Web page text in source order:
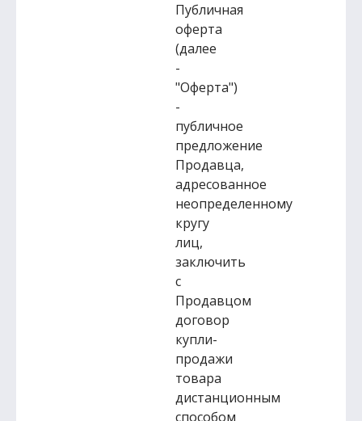
Публичная
оферта
(далее
-
"Оферта")
-
публичное
предложение
Продавца,
адресованное
неопределенному
кругу
лиц,
заключить
с
Продавцом
договор
купли-
продажи
товара
дистанционным
способом